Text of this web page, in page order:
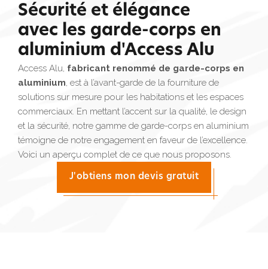
Sécurité et élégance
avec les garde-corps en
aluminium d'Access Alu
Access Alu, fabricant renommé de garde-corps en
aluminium, est à l’avant-garde de la fourniture de
solutions sur mesure pour les habitations et les espaces
commerciaux. En mettant l’accent sur la qualité, le design
et la sécurité, notre gamme de garde-corps en aluminium
témoigne de notre engagement en faveur de l’excellence.
Voici un aperçu complet de ce que nous proposons.
J'obtiens mon devis gratuit